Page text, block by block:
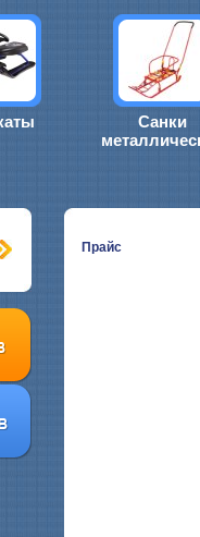
Санки
Прайс